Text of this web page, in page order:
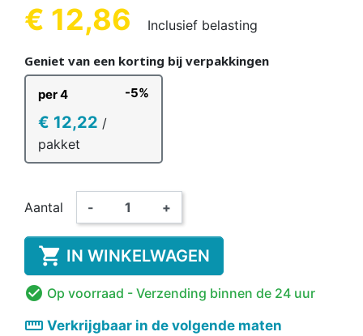
€ 12,86 Inclusief belasting
Geniet van een korting bij verpakkingen
per 4 -5%
€ 12,22 /
pakket
Aantal - +
 IN WINKELWAGEN
 Op voorraad - Verzending binnen de 24 uur
straighten Verkrijgbaar in de volgende maten